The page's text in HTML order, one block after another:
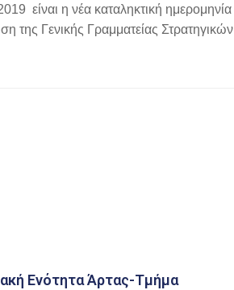
είναι η νέα καταληκτική
της Γενικής Γραμματείας
Ενότητα Άρτας-Τμήμα